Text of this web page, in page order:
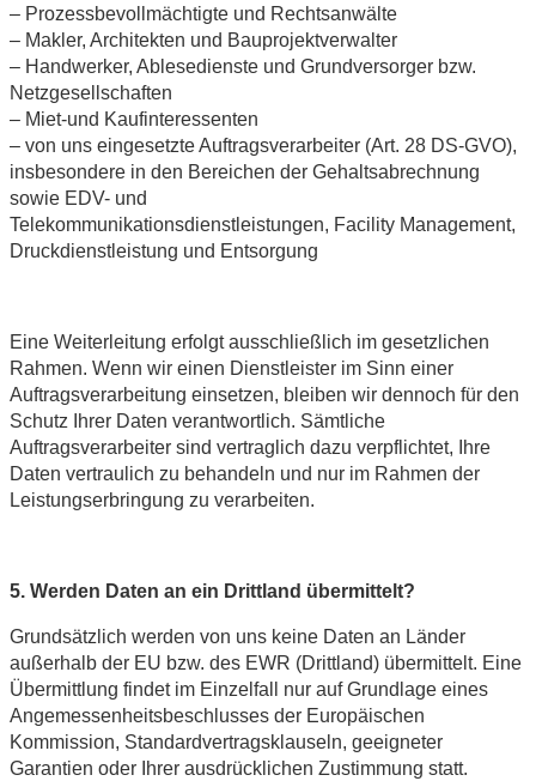
– Prozessbevollmächtigte und Rechtsanwälte
– Makler, Architekten und Bauprojektverwalter
– Handwerker, Ablesedienste und Grundversorger bzw.
Netzgesellschaften
– Miet-und Kaufinteressenten
– von uns eingesetzte Auftragsverarbeiter (Art. 28 DS-GVO),
insbesondere in den Bereichen der Gehaltsabrechnung
sowie EDV- und
Telekommunikationsdienstleistungen, Facility Management,
Druckdienstleistung und Entsorgung
Eine Weiterleitung erfolgt ausschließlich im gesetzlichen
Rahmen. Wenn wir einen Dienstleister im Sinn einer
Auftragsverarbeitung einsetzen, bleiben wir dennoch für den
Schutz Ihrer Daten verantwortlich. Sämtliche
Auftragsverarbeiter sind vertraglich dazu verpflichtet, Ihre
Daten vertraulich zu behandeln und nur im Rahmen der
Leistungserbringung zu verarbeiten.
5. Werden Daten an ein Drittland übermittelt?
Grundsätzlich werden von uns keine Daten an Länder
außerhalb der EU bzw. des EWR (Drittland) übermittelt. Eine
Übermittlung findet im Einzelfall nur auf Grundlage eines
Angemessenheitsbeschlusses der Europäischen
Kommission, Standardvertragsklauseln, geeigneter
Garantien oder Ihrer ausdrücklichen Zustimmung statt.